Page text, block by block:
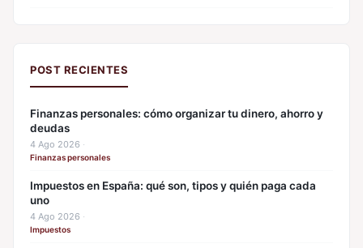
POST RECIENTES
Finanzas personales: cómo organizar tu dinero, ahorro y
deudas
4 Ago 2026 ·
Finanzas personales
Impuestos en España: qué son, tipos y quién paga cada
uno
4 Ago 2026 ·
Impuestos